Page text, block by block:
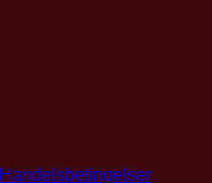
Handelsbetingelser